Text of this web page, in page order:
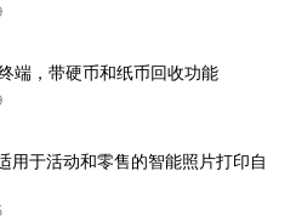
端，带硬币和纸币回收功能
用于活动和零售的智能照片打印自